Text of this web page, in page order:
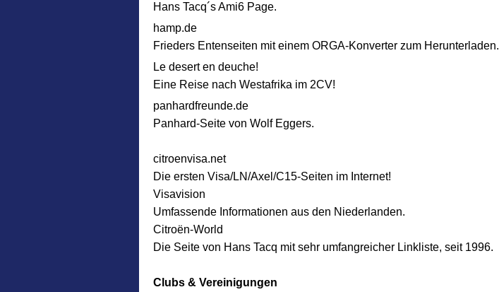
Hans Tacq´s Ami6 Page.
hamp.de
Frieders Entenseiten mit einem ORGA-Konverter zum Herunterladen.
Le desert en deuche!
Eine Reise nach Westafrika im 2CV!
panhardfreunde.de
Panhard-Seite von Wolf Eggers.
citroenvisa.net
Die ersten Visa/LN/Axel/C15-Seiten im Internet!
Visavision
Umfassende Informationen aus den Niederlanden.
Citroën-World
Die Seite von Hans Tacq mit sehr umfangreicher Linkliste, seit 1996.
Clubs & Vereinigungen